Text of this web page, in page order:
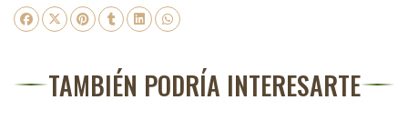
TAMBIÉN PODRÍA INTERESARTE